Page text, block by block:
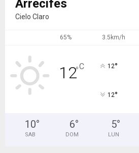
Arrecifes
Cielo Claro
65% 3.5km/h
12°C 12°
12°
10°
SAB
6°
DOM
5°
LUN